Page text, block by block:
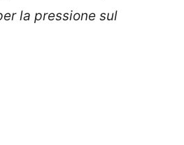
la pressione sul